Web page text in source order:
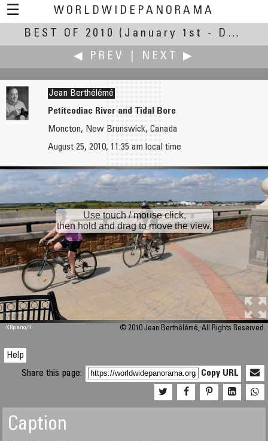
☰
WORLDWIDEPANORAMA
Best Of 2010:
BEST OF 2010
(January 1st - December 30th, 2010)
◀ PREV
NEXT ▶
Roger Berry
Elephant Bath, Periyar River
Jean Berthélémé
Petitcodiac River and Tidal Bore
Moncton, New Brunswick, Canada
August 25, 2010, 11:35 am local time
M 448
Use touch / mouse click,
then hold and drag to move the view.
KRpano/H © 2010 Jean Berthélémé, All Rights Reserved.
Help
Share this page:
Copy URL
Caption